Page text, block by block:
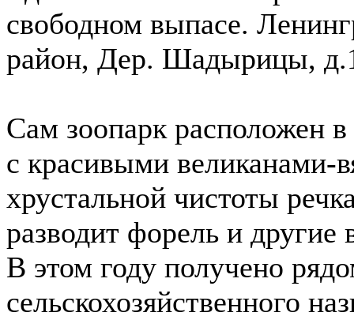
свободном выпасе.
район, Дер. Шадырицы,
Сам зоопарк расположен
с красивыми великанами-
хрустальной чистоты
разводит форель и
В этом году получено
сельскохозяйственного